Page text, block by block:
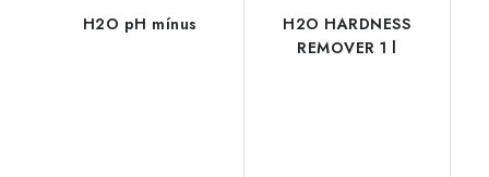
H2O pH mínus
H2O HARDNESS
REMOVER 1 l